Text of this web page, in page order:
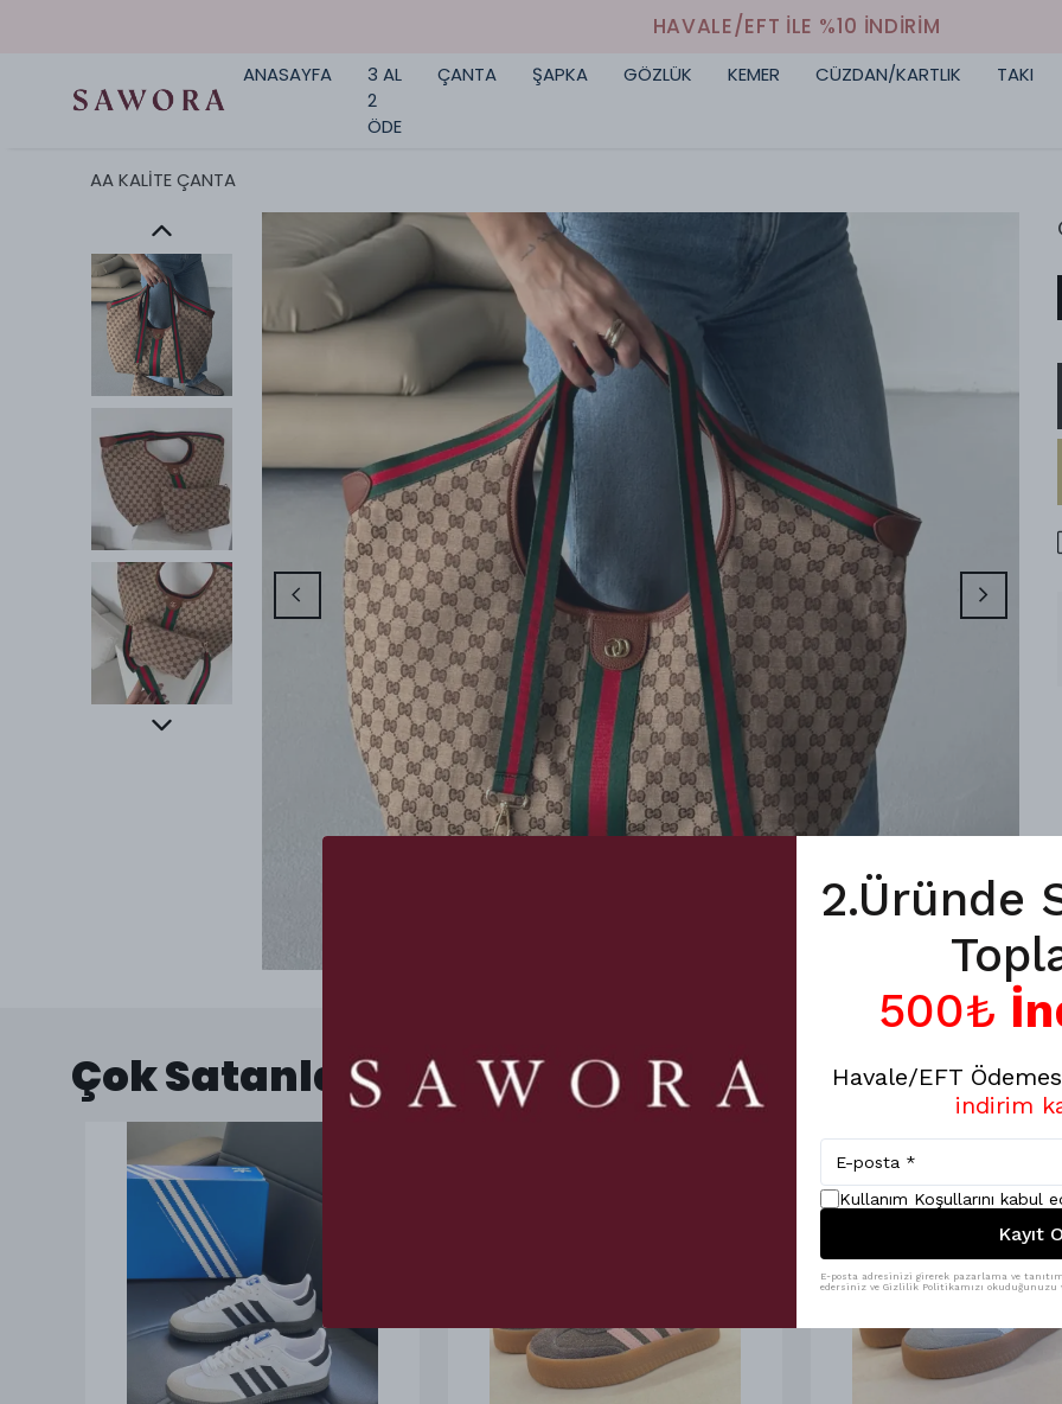
HAVALE/EFT İLE %10 İNDİRİM
ANASAYFA
3 AL
2
ÖDE
ÇANTA ŞAPKA GÖZLÜK KEMER CÜZDAN/KARTLIK TAKI
AA KALİTE ÇANTA
Çok Satanlar
2.Üründe
500₺
Havale/EFT
indirim
Kullanım Koşullarını kabul
Kayıt
E-posta adresinizi girerek pazarlama ve
edersiniz ve Gizlilik Politikamızı okuduğunuzu